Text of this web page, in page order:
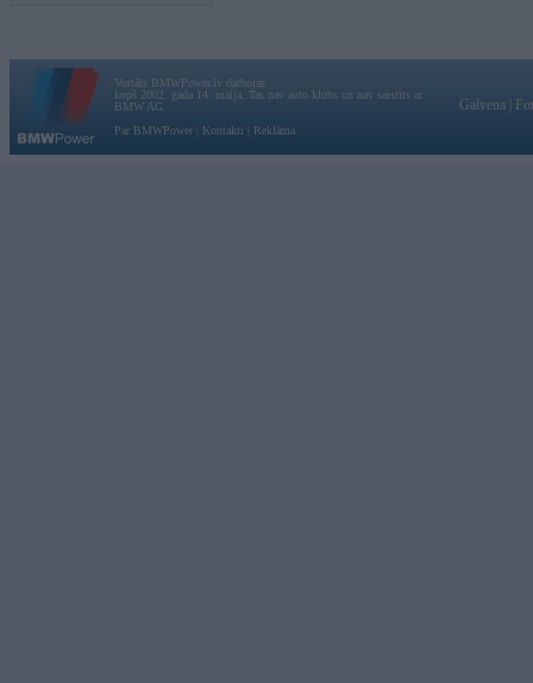
Vortāls BMWPower.lv darbojas
kopš 2002. gada 14. maija. Tas nav auto klubs un nav saistīts ar
BMW AG.
Par BMWPower
Kontakti Reklāma
Galvena